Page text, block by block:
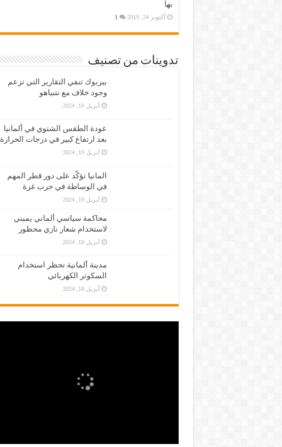
بها
أكتوبر 24, 2019 1
تدوينات من تصنيف
بيربوك تنفي التقارير التي تزعم
وجود خلاف مع نتنياهو
أبريل 19, 2024
عودة الطقس الشتوي في ألمانيا
بعد ارتفاع كبير في درجات الحرارة
أبريل 19, 2024
المانيا تؤكّد على دور قطر المهم
في الوساطة في حرب غزة
أبريل 19, 2024
محاكمة سياسي ألماني يميني
لاستخدام شعار نازي محظور
أبريل 18, 2024
مدينة ألمانية تحظر استخدام
السكوتر الكهربائي
أبريل 18, 2024